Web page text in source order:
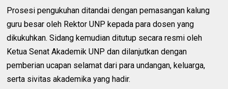
Prosesi pengukuhan ditandai dengan pemasangan kalung
guru besar oleh Rektor UNP kepada para dosen yang
dikukuhkan. Sidang kemudian ditutup secara resmi oleh
Ketua Senat Akademik UNP dan dilanjutkan dengan
pemberian ucapan selamat dari para undangan, keluarga,
serta sivitas akademika yang hadir.